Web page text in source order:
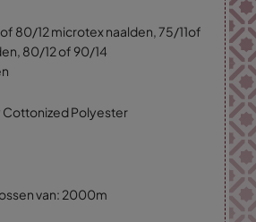
80/12 microtex naalden, 75/11of
80/12 of 90/14
Polyester
van: 2000m